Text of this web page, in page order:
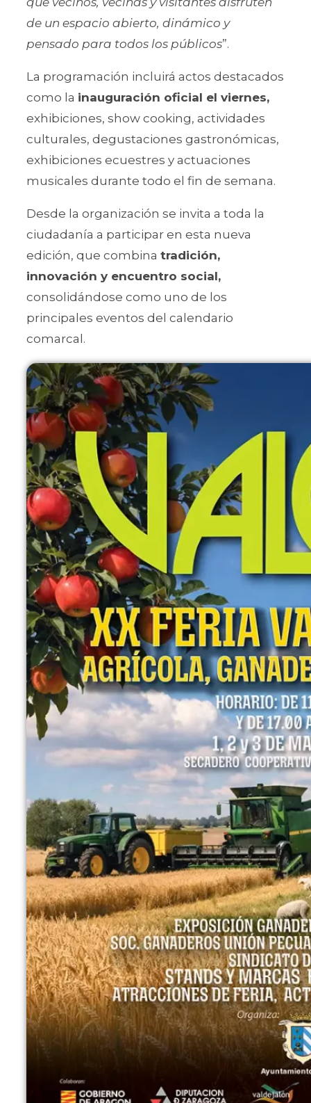
de un espacio abierto, dinámico y
pensado para todos los públicos”.
La programación incluirá actos destacados
como la inauguración oficial el viernes,
exhibiciones, show cooking, actividades
culturales, degustaciones gastronómicas,
exhibiciones ecuestres y actuaciones
musicales durante todo el fin de semana.
Desde la organización se invita a toda la
ciudadanía a participar en esta nueva
edición, que combina tradición,
innovación y encuentro social,
consolidándose como uno de los
principales eventos del calendario
comarcal.